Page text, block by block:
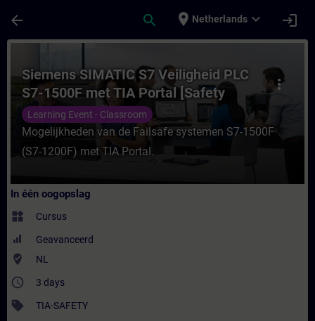
arrow_back search place Netherlands expand_more login
more_vert
Siemens SIMATIC S7 Veiligheid PLC
S7-1500F met TIA Portal [Safety
Advanced] incl. examen
Learning Event - Classroom
Mogelijkheden van de Failsafe systemen S7-1500F
(S7-1200F) met TIA Portal.
In één oogopslag
widgets Cursus
Geavanceerd
where_to_vote NL
access_time 3 days
sell TIA-SAFETY